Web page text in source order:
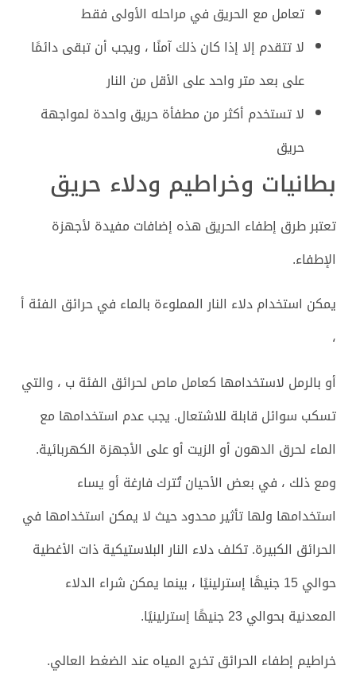
تعامل مع الحريق في مراحله الأولى فقط
لا تتقدم إلا إذا كان ذلك آمنًا ، ويجب أن تبقى دائمًا
على بعد متر واحد على الأقل من النار
لا تستخدم أكثر من مطفأة حريق واحدة لمواجهة
حريق
بطانيات وخراطيم ودلاء حريق
تعتبر طرق إطفاء الحريق هذه إضافات مفيدة لأجهزة
الإطفاء.
يمكن استخدام دلاء النار المملوءة بالماء في حرائق الفئة أ
أو بالرمل لاستخدامها كعامل ماص لحرائق الفئة ب ، والتي
تسكب سوائل قابلة للاشتعال. يجب عدم استخدامها مع
الماء لحرق الدهون أو الزيت أو على الأجهزة الكهربائية.
ومع ذلك ، في بعض الأحيان تُترك فارغة أو يساء
استخدامها ولها تأثير محدود حيث لا يمكن استخدامها في
الحرائق الكبيرة. تكلف دلاء النار البلاستيكية ذات الأغطية
حوالي 15 جنيهًا إسترلينيًا ، بينما يمكن شراء الدلاء
المعدنية بحوالي 23 جنيهًا إسترلينيًا.
خراطيم إطفاء الحرائق تخرج المياه عند الضغط العالي.